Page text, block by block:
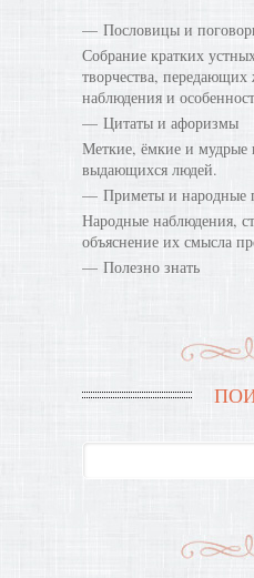
Пословицы и
Собрание кратких
творчества,
наблюдения и
Цитаты и афоризмы
Меткие, ёмкие и мудрые
выдающихся людей.
Приметы и народные
Народные наблюдения,
объяснение их смысла
Полезно знать